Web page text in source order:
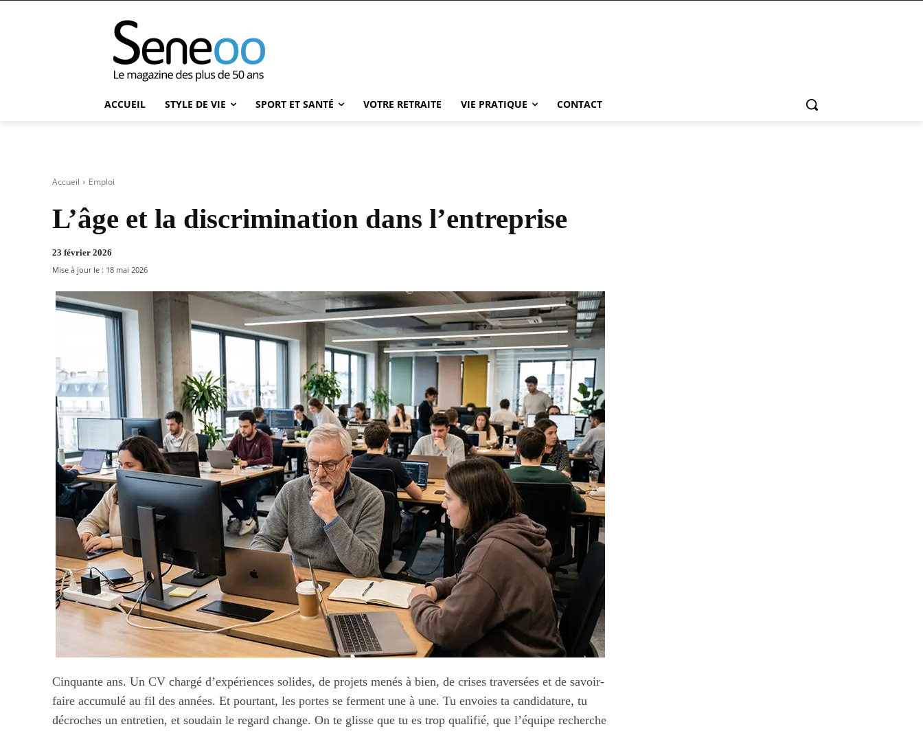
ACCUEIL STYLE DE VIE SPORT ET SANTÉ VOTRE RETRAITE VIE PRATIQUE CONTACT
Accueil Emploi
L’âge et la discrimination dans l’entreprise
23 février 2026
Mise à jour le : 18 mai 2026
Cinquante ans. Un CV chargé d’expériences solides, de projets menés à bien, de crises traversées et de savoir-
faire accumulé au fil des années. Et pourtant, les portes se ferment une à une. Tu envoies ta candidature, tu
décroches un entretien, et soudain le regard change. On te glisse que tu es trop qualifié, que l’équipe recherche